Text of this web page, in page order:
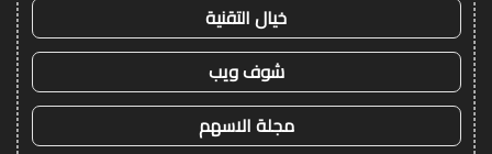
خيال التقنية
شوف ويب
مجلة الاسهم